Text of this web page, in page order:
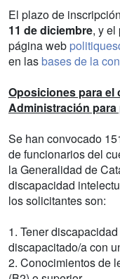
El plazo de
11 de diciembre, y el
página web
en lasbases de la
Oposiciones para el
Administración
Se han convocado
de funcionarios del
la Generalidad de
discapacidad
los solicitantes son:
1. Tener
discapacitado/a con
2. Conocimientos de